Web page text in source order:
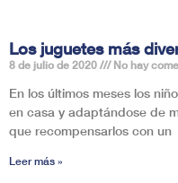
Los juguetes más
8 de julio de 2020 No hay
En los últimos meses los
en casa y adaptándose de
que recompensarlos con un
Leer más »